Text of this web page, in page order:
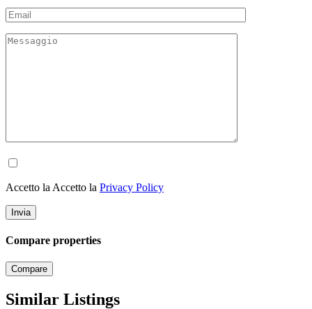
Accetto la Accetto la Privacy Policy
Compare properties
Compare
Similar Listings